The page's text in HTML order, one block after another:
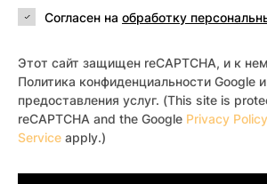
Согласен на обработку
Этот сайт защищен reCAPTCHA, и к
Политика конфиденциальности Google
предоставления услуг. (This site is
reCAPTCHA and the Google Privacy Policy
Service apply.)